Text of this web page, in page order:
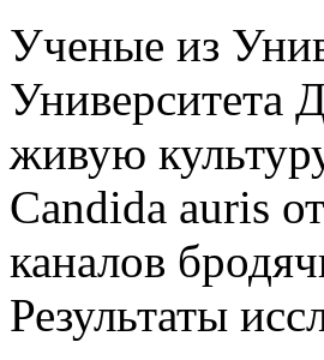
Ученые из
Университета
живую
Candida auris
каналов
Результаты